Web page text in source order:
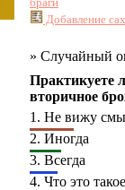
Добавление
» Случайный
Практикуете
вторичное
1. Не вижу
2. Иногда
3. Всегда
4. Что это